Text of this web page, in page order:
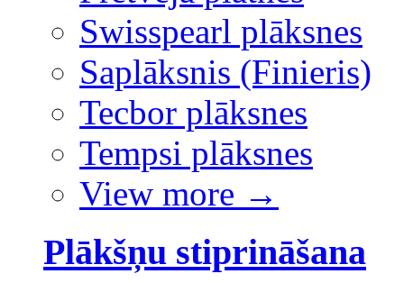
Swisspearl plāksnes
Saplāksnis (Finieris)
Tecbor plāksnes
Tempsi plāksnes
View more →
Plākšņu stiprināšana